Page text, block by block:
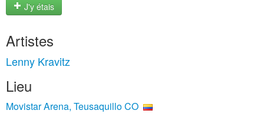
J'y étais
Artistes
Lenny Kravitz
Lieu
Movistar Arena, Teusaquillo CO